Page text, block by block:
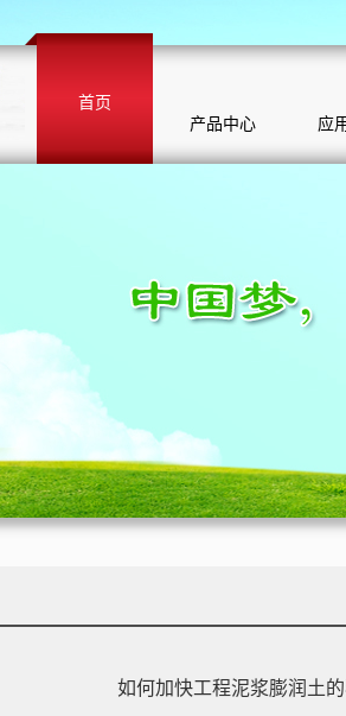
首页
产品中心
应
如何加快工程泥浆膨润土